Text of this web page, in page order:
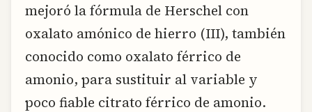
mejoró la fórmula de Herschel con
oxalato amónico de hierro (III), también
conocido como oxalato férrico de
amonio, para sustituir al variable y
poco fiable citrato férrico de amonio.